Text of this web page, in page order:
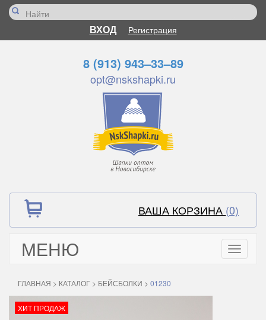
ВХОД Регистрация
8 (913) 943–33–89
opt@nskshapki.ru
ВАША КОРЗИНА (0)
МЕНЮ
Toggle
ГЛАВНАЯ > КАТАЛОГ > БЕЙСБОЛКИ > 01230
ХИТ ПРОДАЖ